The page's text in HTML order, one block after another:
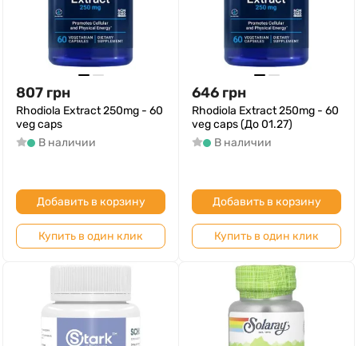
807 грн
Rhodiola Extract 250mg - 60
veg caps
В наличии
Добавить в корзину
Купить в один клик
646 грн
Rhodiola Extract 250mg - 60
veg caps (До 01.27)
В наличии
Добавить в корзину
Купить в один клик